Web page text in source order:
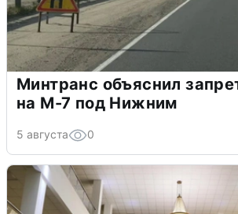
Минтранс объяснил
на М-7 под Нижним
5 августа 0